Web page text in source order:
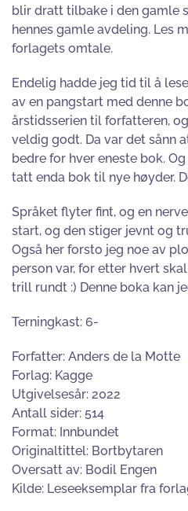
blir dratt tilbake i den gamle
hennes gamle avdeling. Les
forlagets omtale.
Endelig hadde jeg tid til å
av en pangstart med denne
årstidsserien til forfatteren,
veldig godt. Da var det sånn
bedre for hver eneste bok.
tatt enda bok til nye høyder.
Språket flyter fint, og en
start, og den stiger jevnt og
Også her forsto jeg noe av
person var, for etter hvert
trill rundt :) Denne boka kan
Terningkast: 6-
Forfatter: Anders de la Motte
Forlag: Kagge
Utgivelsesår: 2022
Antall sider: 514
Format: Innbundet
Originaltittel: Bortbytaren
Oversatt av: Bodil Engen
Kilde: Leseeksemplar fra